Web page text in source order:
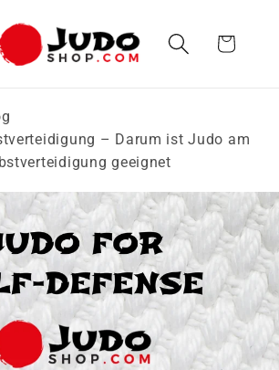
Warenkorb
– Darum ist Judo am
geeignet